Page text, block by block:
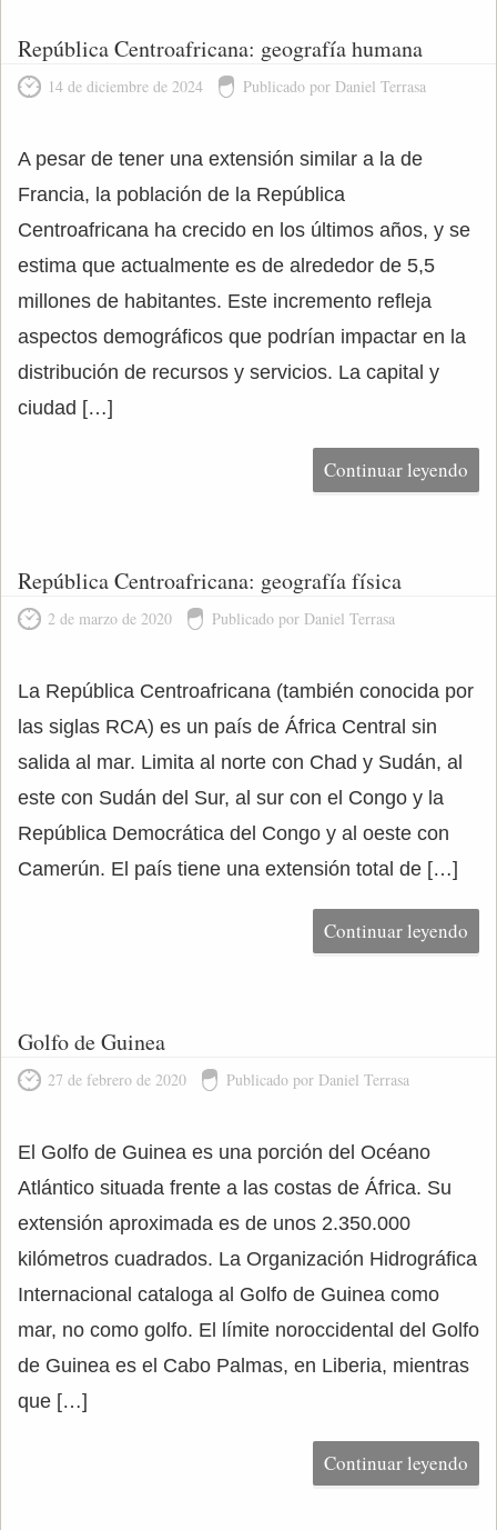
República Centroafricana: geografía humana
14 de diciembre de 2024 Publicado por Daniel Terrasa
A pesar de tener una extensión similar a la de
Francia, la población de la República
Centroafricana ha crecido en los últimos años, y se
estima que actualmente es de alrededor de 5,5
millones de habitantes. Este incremento refleja
aspectos demográficos que podrían impactar en la
distribución de recursos y servicios. La capital y
ciudad […]
Continuar leyendo
República Centroafricana: geografía física
2 de marzo de 2020 Publicado por Daniel Terrasa
La República Centroafricana (también conocida por
las siglas RCA) es un país de África Central sin
salida al mar. Limita al norte con Chad y Sudán, al
este con Sudán del Sur, al sur con el Congo y la
República Democrática del Congo y al oeste con
Camerún. El país tiene una extensión total de […]
Continuar leyendo
Golfo de Guinea
27 de febrero de 2020 Publicado por Daniel Terrasa
El Golfo de Guinea es una porción del Océano
Atlántico situada frente a las costas de África. Su
extensión aproximada es de unos 2.350.000
kilómetros cuadrados. La Organización Hidrográfica
Internacional cataloga al Golfo de Guinea como
mar, no como golfo. El límite noroccidental del Golfo
de Guinea es el Cabo Palmas, en Liberia, mientras
que […]
Continuar leyendo